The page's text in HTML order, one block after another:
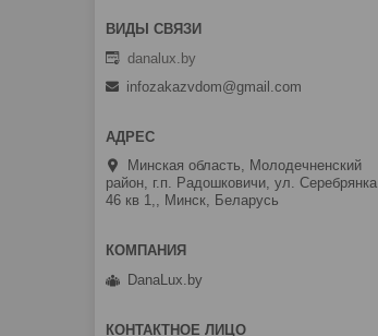
danalux.by
infozakazvdom@gmail.com
Минская область, Молодечненский
район, г.п. Радошковичи, ул. Серебрянка
46 кв 1,, Минск, Беларусь
DanaLux.by